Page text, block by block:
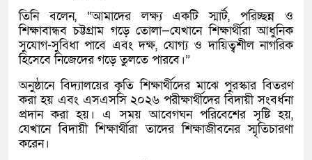
তিনি বলেন, “আমাদের লক্ষ্য একটি স্মার্ট, পরিচ্ছন্ন ও
শিক্ষাবান্ধব চট্টগ্রাম গড়ে তোলা—যেখানে শিক্ষার্থীরা আধুনিক
সুযোগ-সুবিধা পাবে এবং দক্ষ, যোগ্য ও দায়িত্বশীল নাগরিক
হিসেবে নিজেদের গড়ে তুলতে পারবে।”
অনুষ্ঠানে বিদ্যালয়ের কৃতি শিক্ষার্থীদের মাঝে পুরস্কার বিতরণ
করা হয় এবং এসএসসি ২০২৬ পরীক্ষার্থীদের বিদায়ী সংবর্ধনা
প্রদান করা হয়। এ সময় আবেগঘন পরিবেশের সৃষ্টি হয়,
যেখানে বিদায়ী শিক্ষার্থীরা তাদের শিক্ষাজীবনের স্মৃতিচারণা
করেন।